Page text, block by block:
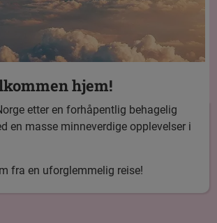
hjem!
etter en forhåpentlig behagelig
en masse minneverdige opplevelser i
fra en uforglemmelig reise!